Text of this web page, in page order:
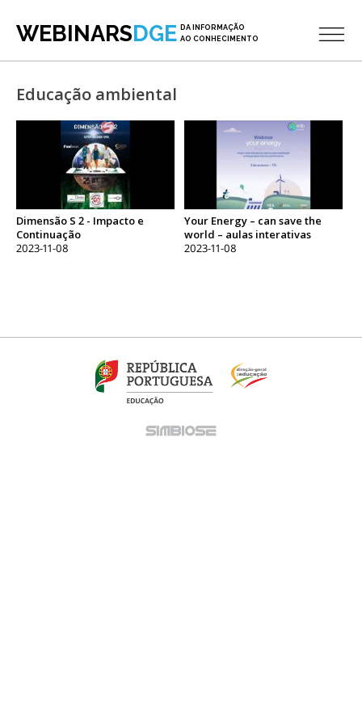
WEBINARSDGE DA INFORMAÇÃO
AO CONHECIMENTO
Educação ambiental
Dimensão S 2 - Impacto e
Continuação
2023-11-08
Your Energy – can save the
world – aulas interativas
2023-11-08